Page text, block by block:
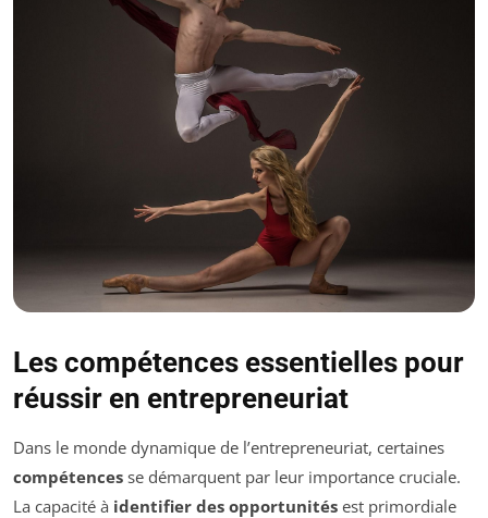
Les compétences essentielles pour
réussir en entrepreneuriat
Dans le monde dynamique de l’entrepreneuriat, certaines
compétences se démarquent par leur importance cruciale.
La capacité à identifier des opportunités est primordiale